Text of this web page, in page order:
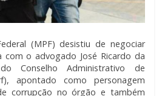
(MPF) desistiu de negociar
com o advogado José Ricardo da
Conselho Administrativo de
apontado como personagem
corrupção no órgão e também